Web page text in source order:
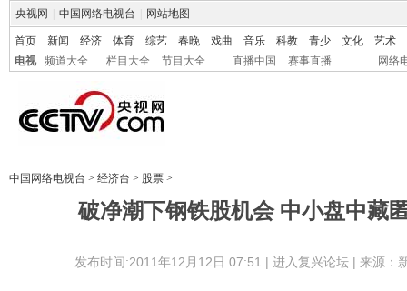
央视网 中国网络电视台 网站地图
首页 新闻 经济 体育 综艺 春晚 戏曲 音乐 科教 青少 文化
艺术
电视
频道大全 栏目大全 节目大全 直播中国 赛事直播 网络
中国网络电视台 > 经济台 > 股票 >
破净潮下钢铁股机会 中小盘中藏
发布时间:2011年12月12日 07:51 | 进入复兴论坛| 来源：